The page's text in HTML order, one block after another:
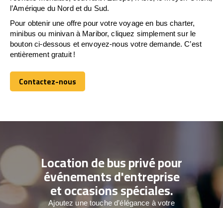
l’Amérique du Nord et du Sud.
Pour obtenir une offre pour votre voyage en bus charter,
minibus ou minivan à Maribor, cliquez simplement sur le
bouton ci-dessous et envoyez-nous votre demande. C’est
entièrement gratuit !
Contactez-nous
Contactez-nous
Location de bus privé pour
événements d'entreprise
et occasions spéciales.
Ajoutez une touche d’élégance à votre